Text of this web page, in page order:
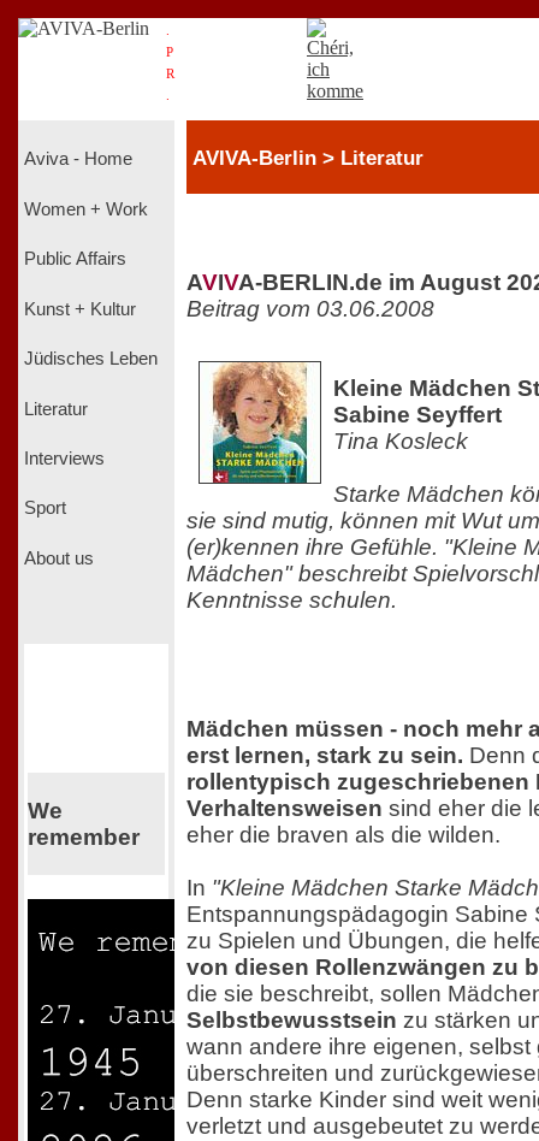
P
R
Aviva - Home
Women + Work
Public Affairs
Kunst + Kultur
Jüdisches Leben
Literatur
Interviews
Sport
About us
We
remember
AVIVA-Berlin > Literatur
AVIVA-BERLIN.de im August
Beitrag vom 03.06.2008
Kleine Mädchen
Sabine Seyffert
Tina Kosleck
Starke Mädchen
sie sind mutig, können mit Wut
(er)kennen ihre Gefühle. "Kleine
Mädchen" beschreibt
Kenntnisse schulen.
Mädchen müssen - noch mehr
erst lernen, stark zu sein. Denn
rollentypisch zugeschriebenen
Verhaltensweisen sind eher die
eher die braven als die wilden.
In "Kleine Mädchen Starke
Entspannungspädagogin Sabine
zu Spielen und Übungen, die
von diesen Rollenzwängen zu
die sie beschreibt, sollen
Selbstbewusstsein zu stärken
wann andere ihre eigenen,
überschreiten und
Denn starke Kinder sind weit
verletzt und ausgebeutet zu